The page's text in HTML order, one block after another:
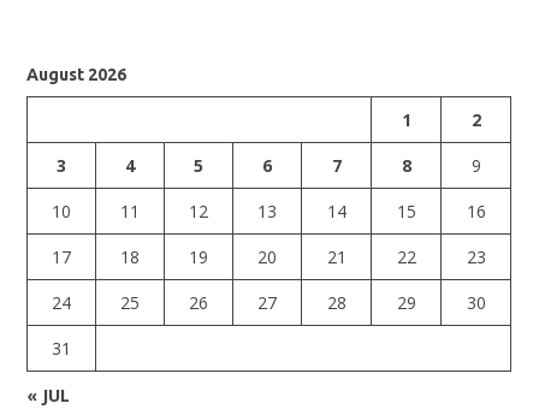
August 2026
1
2
3
4 5 6 7 8
9
10
11 12 13 14 15
16
17
18 19 20 21 22
23
24
25 26 27 28 29
30
31
« JUL